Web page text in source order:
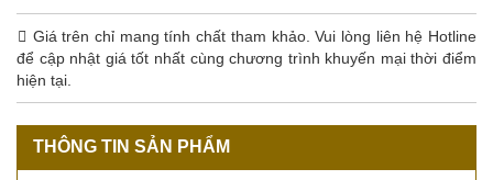
Giá trên chỉ mang tính chất tham khảo. Vui lòng liên hệ Hotline
để cập nhật giá tốt nhất cùng chương trình khuyến mại thời điểm
hiện tại.
THÔNG TIN SẢN PHẨM